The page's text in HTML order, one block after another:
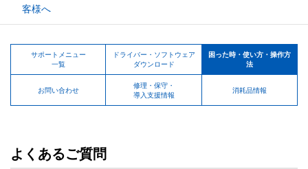
客様へ
サポートメニュー
一覧
ドライバー・ソフトウェア
ダウンロード
困った時・使い方・操作方
法
お問い合わせ
修理・保守・
導入支援情報
消耗品情報
よくあるご質問